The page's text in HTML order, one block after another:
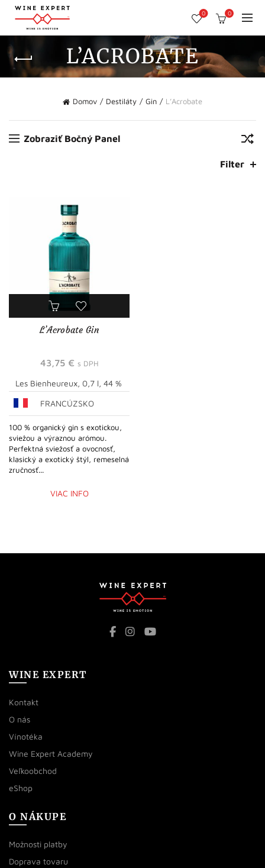
0 0
L’ACROBATE
Domov Destiláty Gin L’Acrobate
Zobraziť Bočný Panel
Filter
L’Acrobate Gin
43,75 € s DPH
Les Bienheureux, 0,7 l, 44 %
FRANCÚZSKO
100 % organický gin s exotickou,
sviežou a výraznou arómou.
Perfektná sviežosť a ovocnosť,
klasický a exotický štýl, remeselná
zručnosť...
VIAC INFO
WINE EXPERT
Kontakt
O nás
Vínotéka
Wine Expert Academy
Veľkoobchod
eShop
O NÁKUPE
Možnosti platby
Doprava tovaru